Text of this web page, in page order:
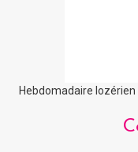
Hebdomadaire lozérien